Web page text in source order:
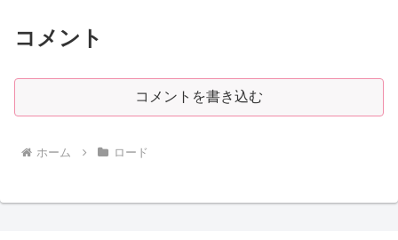
コメント
コメントを書き込む
ホーム ロード